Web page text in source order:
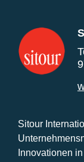
Sitour
Innovationen